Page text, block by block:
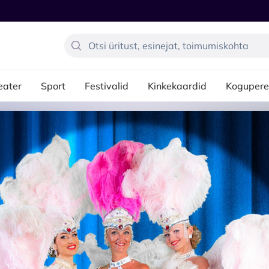
Sport Festivalid Kinkekaardid Kogupere